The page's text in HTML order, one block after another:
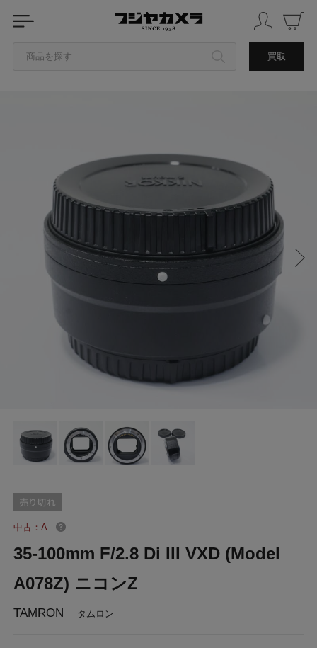
商品を探す 買取
中古品を探す
中古：A
35-100mm F/2.8 Di III VXD (Model
A078Z) ニコンZ
TAMRON タムロン